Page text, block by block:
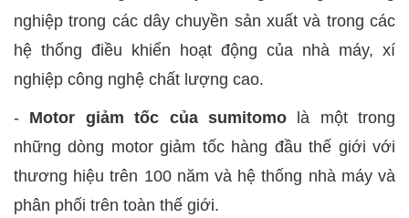
nghiệp trong các dây chuyền sản xuất và trong các
hệ thống điều khiển hoạt động của nhà máy, xí
nghiệp công nghệ chất lượng cao.
- Motor giảm tốc của sumitomolà một trong
những dòng motor giảm tốc hàng đầu thế giới với
thương hiệu trên 100 năm và hệ thống nhà máy và
phân phối trên toàn thế giới.